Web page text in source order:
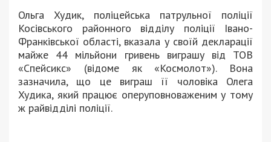
Ольга Худик, поліцейська патрульної поліції
Косівського районного відділу поліції Івано-
Франківської області, вказала у своїй декларації
майже 44 мільйони гривень виграшу від ТОВ
«Спейсикс» (відоме як «Космолот»). Вона
зазначила, що це виграш її чоловіка Олега
Худика, який працює оперуповноваженим у тому
ж райвідділі поліції.